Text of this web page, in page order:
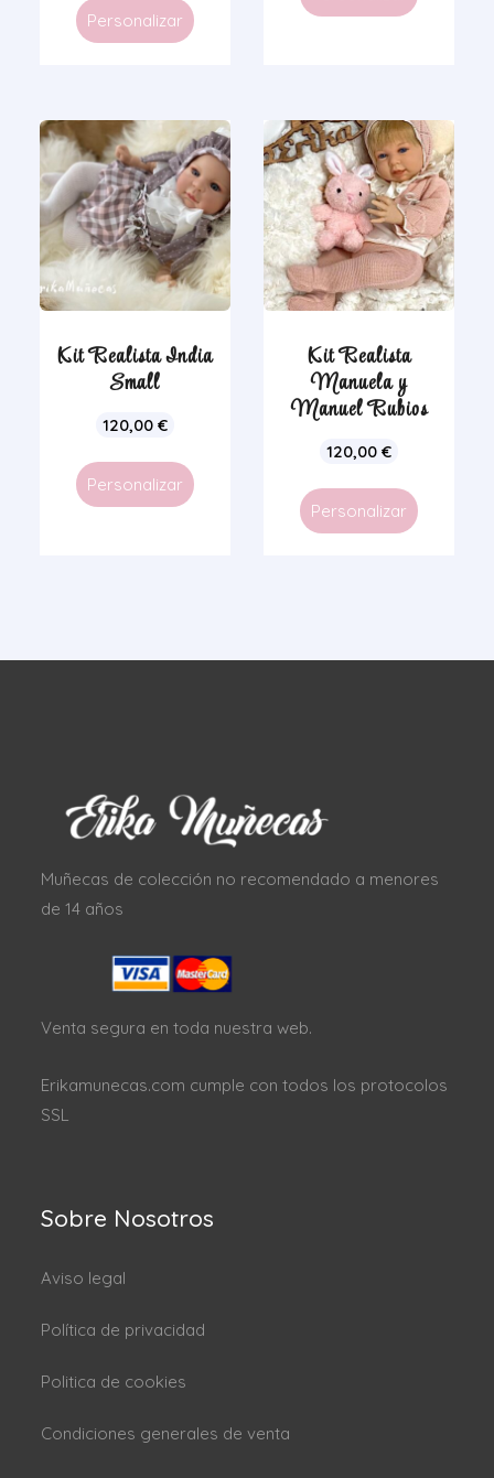
Personalizar
Kit Realista India
Small
120,00 €
Personalizar
Kit Realista
Manuela y
Manuel Rubios
120,00€
Personalizar
Muñecas de colección no recomendado a menores
de 14 años
Venta segura en toda nuestra web.
Erikamunecas.com cumple con todos los protocolos
SSL
Sobre Nosotros
Aviso legal
Política de privacidad
Politica de cookies
Condiciones generales de venta